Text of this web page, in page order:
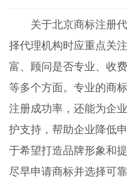
关于北京商标注册
择代理机构时应重点关
富、顾问是否专业、收
等多个方面。专业的商
注册成功率，还能为企
护支持，帮助企业降低
于希望打造品牌形象和
尽早申请商标并选择可